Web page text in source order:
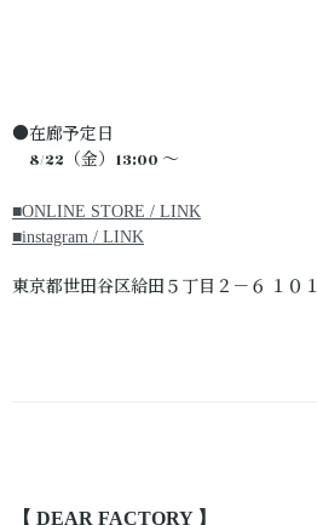
●在廊予定日
8/22（金）13:00 ～
■ONLINE STORE / LINK
■instagram / LINK
東京都世田谷区給田５丁目２－６ １０１
【 DEAR FACTORY 】